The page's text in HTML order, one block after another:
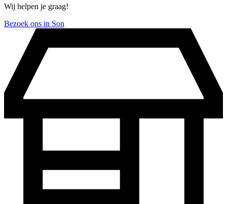
Wij helpen je graag!
Bezoek ons in Son